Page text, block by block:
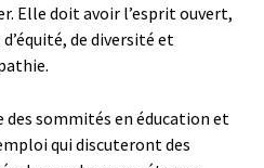
Elle doit avoir l’esprit ouvert,
de diversité et
sommités en éducation et
qui discuteront des